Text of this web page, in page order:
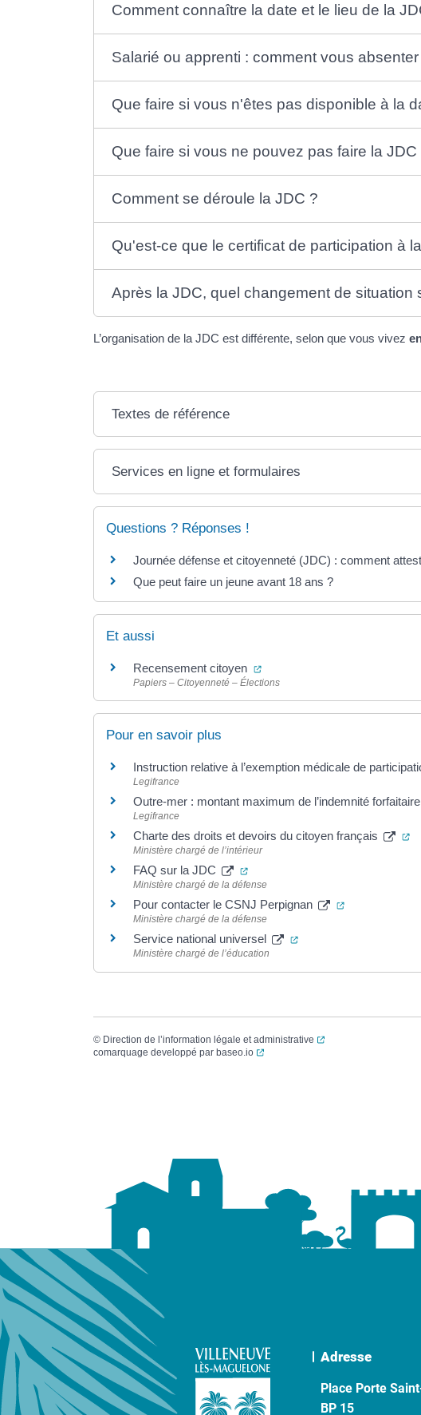
Comment connaître la date et le lieu de la
Salarié ou apprenti : comment vous
Que faire si vous n'êtes pas disponible à la
Que faire si vous ne pouvez pas faire la
Comment se déroule la JDC ?
Qu'est-ce que le certificat de participation à
Après la JDC, quel changement de situation
L’organisation de la JDC est différente, selon que vous vivez
Textes de référence
Services en ligne et formulaires
Questions ? Réponses !
Journée défense et citoyenneté (JDC) : comment
Que peut faire un jeune avant 18 ans ?
Et aussi
Recensement citoyen (ouverture dans un nouvel
Papiers – Citoyenneté – Élections
Pour en savoir plus
Instruction relative à l’exemption médicale de
Legifrance
Outre-mer : montant maximum de l’indemnité
Legifrance
Charte des droits et devoirs du citoyen français
Ministère chargé de l’intérieur
FAQ sur la JDC (ouverture dans un nouvel onglet)
Ministère chargé de la défense
Pour contacter le CSNJ Perpignan (ouverture
Ministère chargé de la défense
Service national universel (ouverture dans un
Ministère chargé de l’éducation
© Direction de l’information légale et administrative
(ouverture dans un
comarquage developpé par baseo.io (ouverture dans un nouvel onglet)
Adresse
Place Porte
BP 15